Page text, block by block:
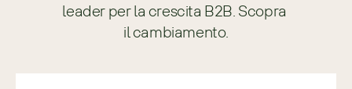
leader per la crescita B2B. Scopra
il cambiamento.